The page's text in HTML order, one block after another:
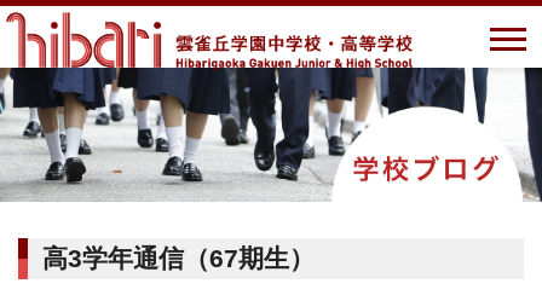
高3学年通信（67期生）